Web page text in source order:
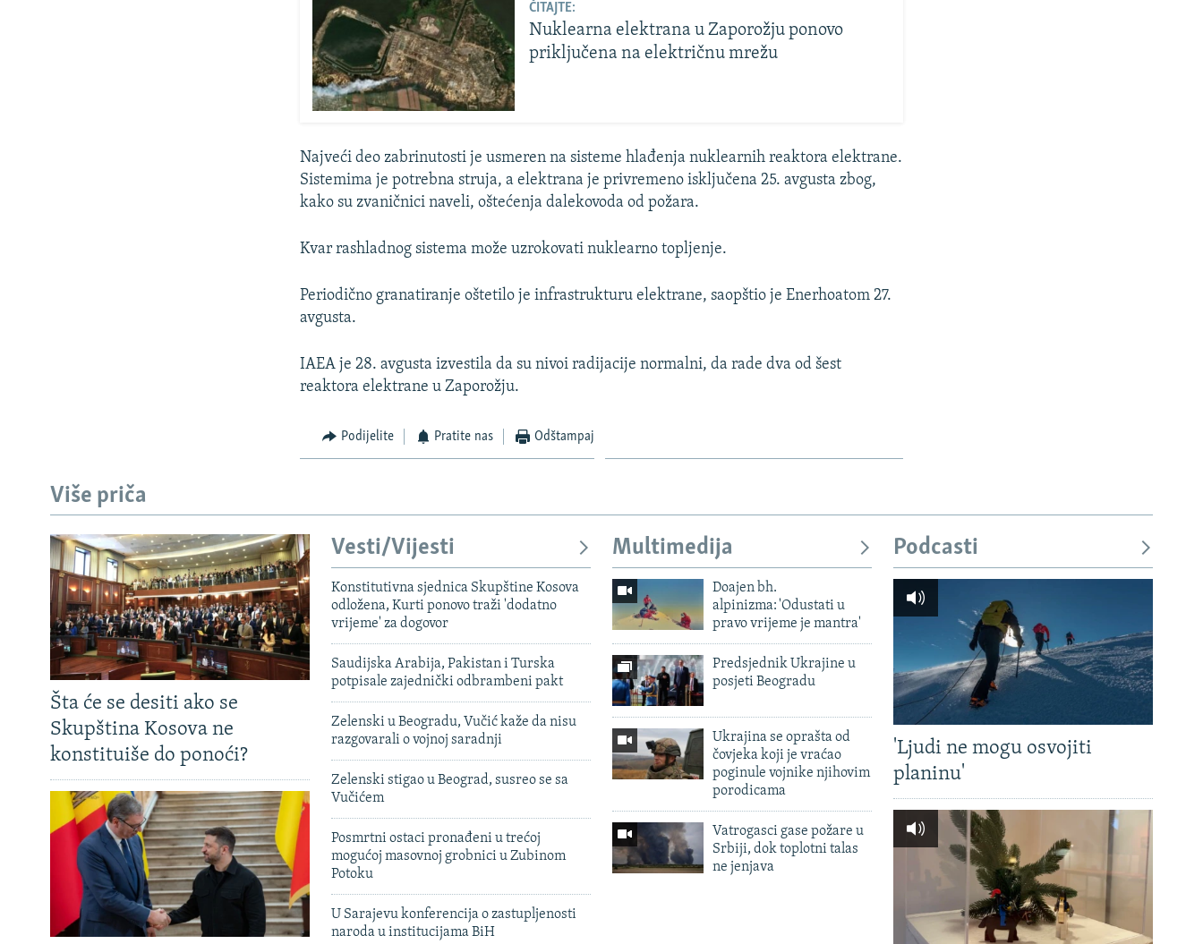
ČITAJTE:
Nuklearna elektrana u Zaporožju ponovo
priključena na električnu mrežu
Najveći deo zabrinutosti je usmeren na sisteme hlađenja nuklearnih reaktora elektrane.
Sistemima je potrebna struja, a elektrana je privremeno isključena 25. avgusta zbog,
kako su zvaničnici naveli, oštećenja dalekovoda od požara.
Kvar rashladnog sistema može uzrokovati nuklearno topljenje.
Periodično granatiranje oštetilo je infrastrukturu elektrane, saopštio je Enerhoatom 27.
avgusta.
IAEA je 28. avgusta izvestila da su nivoi radijacije normalni, da rade dva od šest
reaktora elektrane u Zaporožju.
Podijelite Pratite nas Odštampaj
Više priča
Šta će se desiti ako se
Skupština Kosova ne
konstituiše do ponoći?
Vesti/Vijesti
Konstitutivna sjednica Skupštine Kosova
odložena, Kurti ponovo traži 'dodatno
vrijeme' za dogovor
Saudijska Arabija, Pakistan i Turska
potpisale zajednički odbrambeni pakt
Zelenski u Beogradu, Vučić kaže da nisu
razgovarali o vojnoj saradnji
Zelenski stigao u Beograd, susreo se sa
Vučićem
Posmrtni ostaci pronađeni u trećoj
mogućoj masovnoj grobnici u Zubinom
Potoku
U Sarajevu konferencija o zastupljenosti
naroda u institucijama BiH
Multimedija
Doajen bh.
alpinizma: 'Odustati u
pravo vrijeme je mantra'
Predsjednik Ukrajine u
posjeti Beogradu
Ukrajina se oprašta od
čovjeka koji je vraćao
poginule vojnike njihovim
porodicama
Vatrogasci gase požare u
Srbiji, dok toplotni talas
ne jenjava
Podcasti
'Ljudi ne mogu osvojiti
planinu'